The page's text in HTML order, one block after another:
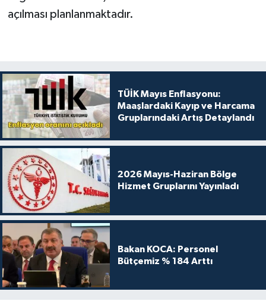
açılması planlanmaktadır.
TÜİK Mayıs Enflasyonu:
Maaşlardaki Kayıp ve Harcama
Gruplarındaki Artış Detaylandı
2026 Mayıs-Haziran Bölge
Hizmet Gruplarını Yayınladı
Bakan KOCA: Personel
Bütçemiz % 184 Arttı